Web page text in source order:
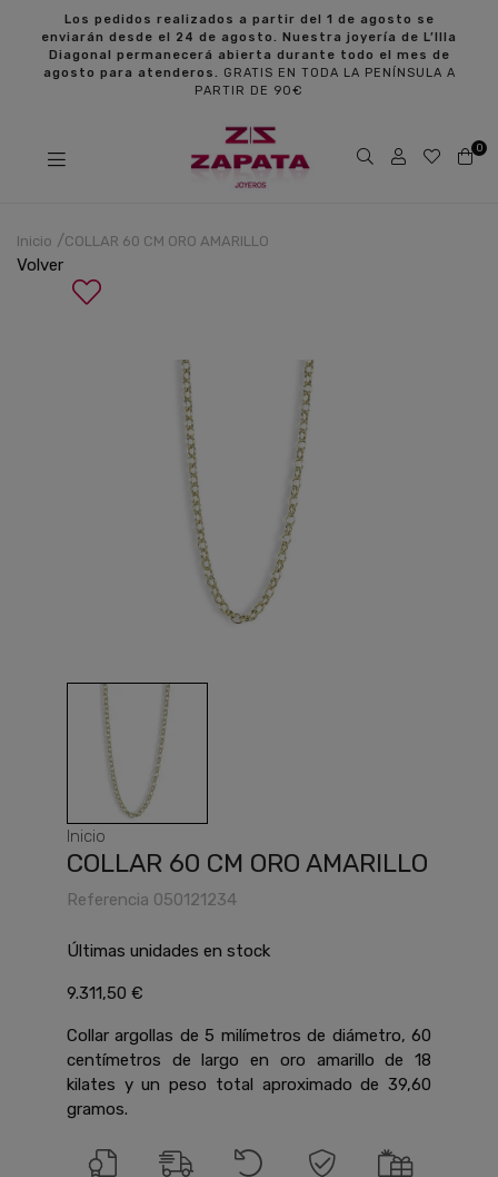
Los pedidos realizados a partir del 1 de agosto se
enviarán desde el 24 de agosto. Nuestra joyería de L’Illa
Diagonal permanecerá abierta durante todo el mes de
agosto para atenderos. GRATIS EN TODA LA PENÍNSULA A
PARTIR DE 90€
0
Inicio COLLAR 60 CM ORO AMARILLO
Volver
Inicio
COLLAR 60 CM ORO AMARILLO
Referencia 050121234
Últimas unidades en stock
9.311,50 €
Collar argollas de 5 milímetros de diámetro, 60
centímetros de largo en oro amarillo de 18
kilates y un peso total aproximado de 39,60
gramos.